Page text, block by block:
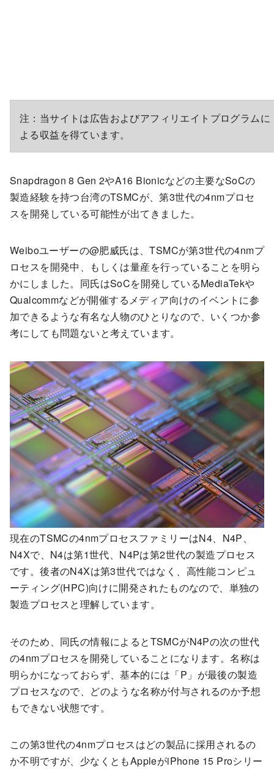
注：当サイトは広告およびアフィリエイトプログラムに
よる収益を得ています。
Snapdragon 8 Gen 2やA16 Bionicなどの主要なSoCの
製造経験を持つ台湾のTSMCが、第3世代の4nmプロセ
スを開発している可能性が出てきました。
Weiboユーザーの@肥威氏は、TSMCが第3世代の4nmプ
ロセスを開発中、もしくは量産を行っていることを明ら
かにしました。同氏はSoCを開発しているMediaTekや
Qualcommなどが開催するメディア向けのイベントに参
加できるような有名な人物のひとりなので、いくつか参
考にしても問題ないと考えています。
現在のTSMCの4nmプロセスファミリーはN4、N4P、
N4Xで、N4は第1世代、N4Pは第2世代の製造プロセス
です。後者のN4Xは第3世代ではなく、高性能コンピュ
ーティング(HPC)向けに開発されたものなので、単独の
製造プロセスと理解しています。
そのため、同氏の情報によるとTSMCがN4Pの次の世代
の4nmプロセスを開発していることになります。名称は
明らかになっておらず、基本的には「P」が最後の製造
プロセスなので、どのような名称が付与されるのか予想
もできない状態です。
この第3世代の4nmプロセスはどの製品に採用されるの
か不明ですが、少なくともAppleがiPhone 15 Proシリー